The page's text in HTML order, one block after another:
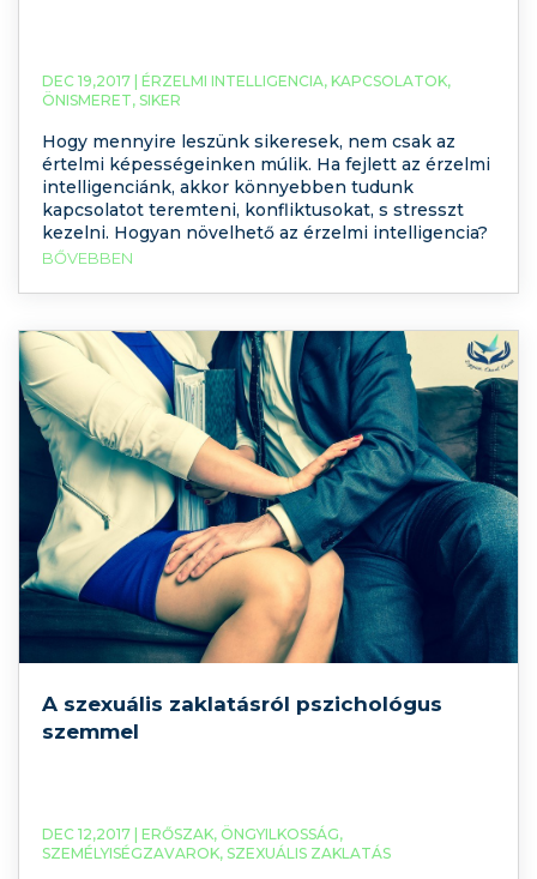
DEC 19,2017 | ÉRZELMI INTELLIGENCIA, KAPCSOLATOK,
ÖNISMERET, SIKER
Hogy mennyire leszünk sikeresek, nem csak az
értelmi képességeinken múlik. Ha fejlett az érzelmi
intelligenciánk, akkor könnyebben tudunk
kapcsolatot teremteni, konfliktusokat, s stresszt
kezelni. Hogyan növelhető az érzelmi intelligencia?
BŐVEBBEN
A szexuális zaklatásról pszichológus
szemmel
DEC 12,2017 | ERŐSZAK, ÖNGYILKOSSÁG,
SZEMÉLYISÉGZAVAROK, SZEXUÁLIS ZAKLATÁS